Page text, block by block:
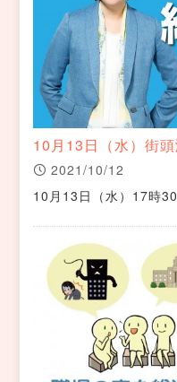
10月13日（水）街
2021/10/12
10月13日（水）17時